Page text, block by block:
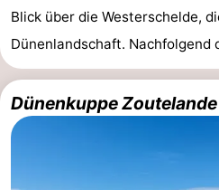
Blick über die Westerschelde,
Dünenlandschaft. Nachfolgend
Dünenkuppe Zoutelande